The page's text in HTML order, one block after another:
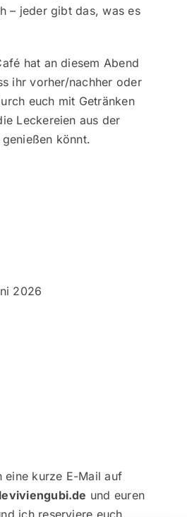
– jeder gibt das, was es
hat an diesem Abend
ihr vorher/nachher oder
euch mit Getränken
Leckereien aus der
könnt.
2026
eine kurze E-Mail auf
und euren
ich reserviere euch